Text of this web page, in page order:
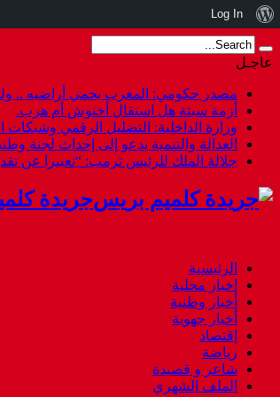
عاجـل
مصدر حكومي: المغرب يحمي أراضيه ..
أزمة سبتة هل استقال أخنوش أم هرب.
وزارة الداخلية: التضليل الرقمي
العدالة والتنمية يدعو إلى إحداث لجنة
جلالة الملك للرئيس ترمب: “تعبيرا
جريدة
الرئيسية
اخبار محلية
أخبار وطنية
أخبار جهوية
إقتصاد
رياضة
شاعر و قصيدة
الملف الشهري
نبذة
عن
ووردبريس
Log In